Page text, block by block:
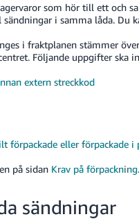
som hör till ett och
i samma låda. Du
i fraktplanen stämmer
Följande uppgifter ska
extern streckkod
förpackade eller förpackade i
på sidan Krav på förpackning.
sändningar